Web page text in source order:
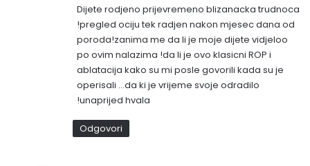
Dijete rodjeno prijevremeno blizanacka trudnoca
!pregled ociju tek radjen nakon mjesec dana od
poroda!zanima me da li je moje dijete vidjeloo
po ovim nalazima !da li je ovo klasicni ROP i
ablatacija kako su mi posle govorili kada su je
operisali …da ki je vrijeme svoje odradilo
!unaprijed hvala
Odgovori